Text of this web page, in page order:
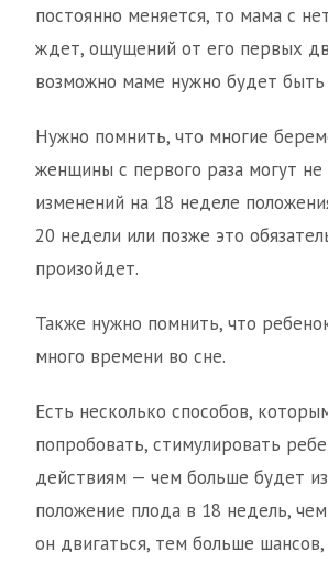
постоянно меняется, то мама с
ждет, ощущений от его первых
возможно маме нужно будет быть
Нужно помнить, что многие
женщины с первого раза могут не
изменений на 18 неделе
20 недели или позже это
произойдет.
Также нужно помнить, что
много времени во сне.
Есть несколько способов,
попробовать, стимулировать
действиям — чем больше будет
положение плода в 18 недель,
он двигаться, тем больше